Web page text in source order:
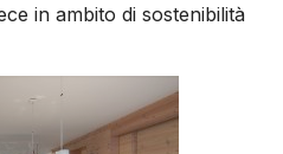
in ambito di sostenibilità